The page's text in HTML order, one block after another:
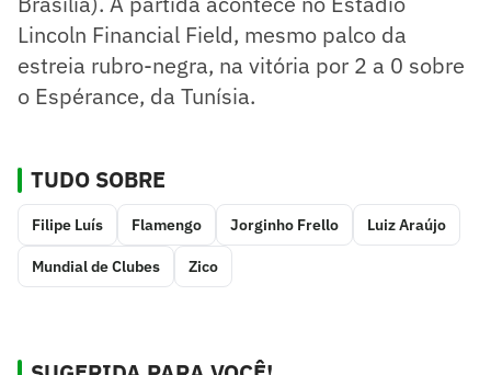
Lincoln Financial Field, mesmo palco da
estreia rubro-negra, na vitória por 2 a 0 sobre
o Espérance, da Tunísia.
TUDO SOBRE
Filipe Luís Flamengo Jorginho Frello Luiz Araújo
Mundial de Clubes Zico